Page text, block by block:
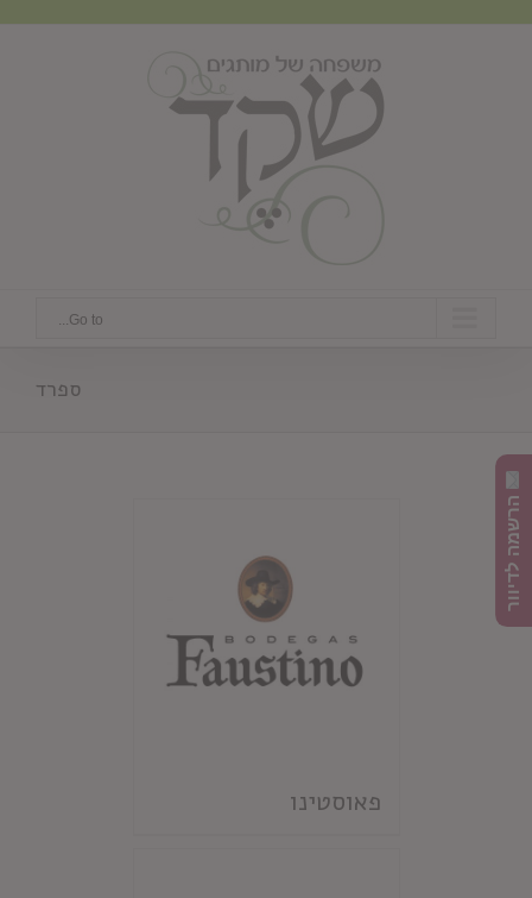
Go to...
ספרד
פאוסטינו
הרשמה לדיוור